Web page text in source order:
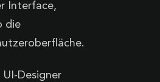
Interface,
die
UI-Designer